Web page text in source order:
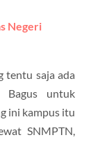
Negeri
tentu saja ada
Bagus untuk
ini kampus itu
SNMPTN,